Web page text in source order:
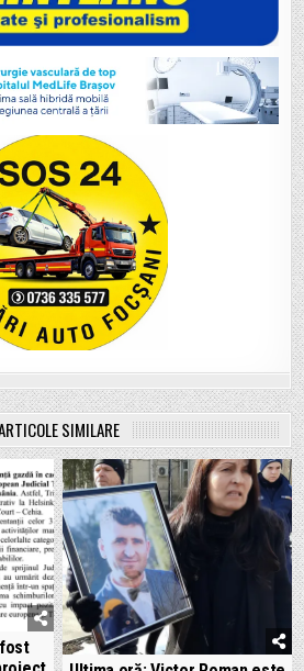
SIMILARE